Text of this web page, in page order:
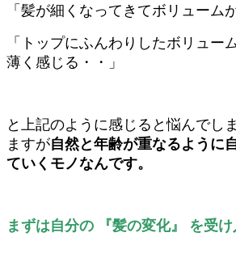
「髪が細くなってきてボリューム
「トップにふんわりしたボリュー
薄く感じる・・」
と上記のように感じると悩んでし
ますが自然と年齢が重なるように
ていくモノなんです。
まずは自分の 『髪の変化』 を受